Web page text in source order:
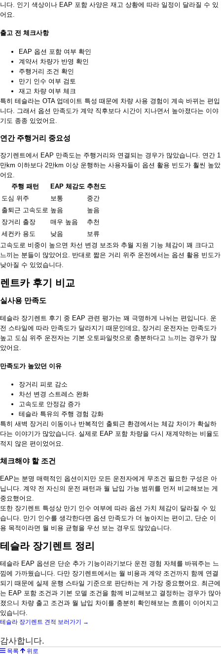
니다. 인기 색상이나 EAP 포함 사양은 재고 상황에 따라 일정이 달라질 수 있
어요.
출고 전 체크사항
EAP 옵션 포함 여부 확인
계약서 차량가 반영 확인
주행거리 조건 확인
만기 인수 여부 검토
재고 차량 여부 체크
특히 테슬라는 OTA 업데이트 특성 때문에 차량 사용 경험이 계속 바뀌는 편입
니다. 그래서 옵션 만족도가 계약 직후보다 시간이 지나면서 높아졌다는 이야
기도 종종 있었어요.
연간 주행거리 중요성
장기렌트에서 EAP 만족도는 주행거리와 연결되는 경우가 많았습니다. 연간 1
만km 이하보다 2만km 이상 운행하는 사용자들이 옵션 활용 빈도가 훨씬 높았
어요.
주행 패턴
EAP 체감도 추천도
도심 위주
보통
중간
출퇴근 고속도로 높음
높음
장거리 출장
매우 높음
추천
세컨카 용도
낮음
보류
고속도로 비중이 높으면 차선 변경 보조와 추월 지원 기능 체감이 꽤 크다고
느끼는 분들이 많았어요. 반대로 짧은 거리 위주 운전에서는 옵션 활용 빈도가
낮아질 수 있었습니다.
렌트카 후기 비교
실사용 만족도
테슬라 장기렌트 후기 중 EAP 관련 평가는 꽤 극명하게 나뉘는 편입니다. 운
전 스타일에 따라 만족도가 달라지기 때문인데요, 장거리 운전자는 만족도가
높고 도심 위주 운전자는 기본 오토파일럿으로 충분하다고 느끼는 경우가 많
았어요.
만족도가 높았던 이유
장거리 피로 감소
차선 변경 스트레스 완화
고속도로 안정감 증가
테슬라 특유의 주행 경험 강화
특히 새벽 장거리 이동이나 반복적인 출퇴근 환경에서는 체감 차이가 확실하
다는 이야기가 많았습니다. 실제로 EAP 포함 차량을 다시 재계약하는 비율도
적지 않은 편이었어요.
체크해야 할 조건
EAP는 분명 매력적인 옵션이지만 모든 운전자에게 무조건 필요한 구성은 아
닙니다. 계약 전 자신의 운전 패턴과 월 납입 가능 범위를 먼저 비교해보는 게
중요했어요.
또한 장기렌트 특성상 만기 인수 여부에 따라 옵션 가치 체감이 달라질 수 있
습니다. 만기 인수를 생각한다면 옵션 만족도가 더 높아지는 편이고, 단순 이
용 목적이라면 월 비용 균형을 우선 보는 경우도 많았습니다.
테슬라 장기렌트 정리
테슬라 EAP 옵션은 단순 추가 기능이라기보다 운전 경험 자체를 바꿔주는 느
낌에 가까웠습니다. 다만 장기렌트에서는 월 비용과 계약 조건까지 함께 연결
되기 때문에 실제 운행 스타일 기준으로 판단하는 게 가장 중요했어요. 최근에
는 EAP 포함 조건과 기본 모델 조건을 함께 비교해보고 결정하는 경우가 많아
졌으니 차량 출고 조건과 월 납입 차이를 충분히 확인해보는 흐름이 이어지고
있습니다.
테슬라 장기렌트 견적 보러가기 →
감사합니다.
목록 위로